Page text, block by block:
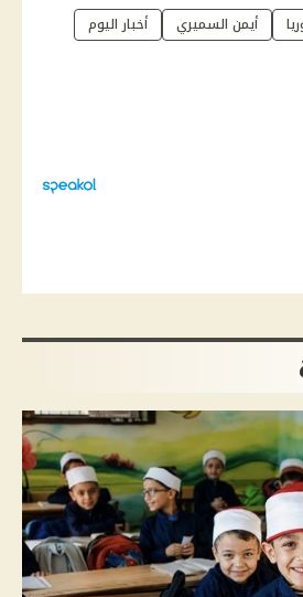
أيمن السميري
أخبار اليوم